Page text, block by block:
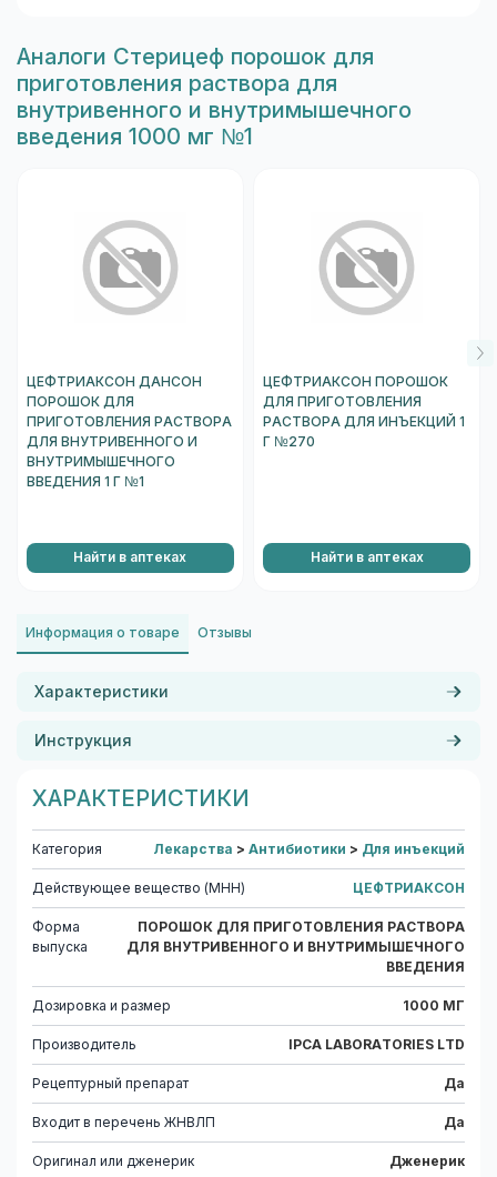
Aналоги Стерицеф порошок для
приготовления раствора для
внутривенного и внутримышечного
введения 1000 мг №1
ЦЕФТРИАКСОН ДАНСОН
ПОРОШОК ДЛЯ
ПРИГОТОВЛЕНИЯ РАСТВОРА
ДЛЯ ВНУТРИВЕННОГО И
ВНУТРИМЫШЕЧНОГО
ВВЕДЕНИЯ 1 Г №1
Найти в аптеках
ЦЕФТРИАКСОН ПОРОШОК
ДЛЯ ПРИГОТОВЛЕНИЯ
РАСТВОРА ДЛЯ ИНЪЕКЦИЙ 1
Г №270
Найти в аптеках
Информация о товаре Отзывы
Характеристики
Инструкция
ХАРАКТЕРИСТИКИ
Категория Лекарства > Антибиотики > Для инъекций
Действующее вещество (МНН) ЦЕФТРИАКСОН
Форма
выпуска
ПОРОШОК ДЛЯ ПРИГОТОВЛЕНИЯ РАСТВОРА
ДЛЯ ВНУТРИВЕННОГО И ВНУТРИМЫШЕЧНОГО
ВВЕДЕНИЯ
Дозировка и размер 1000 МГ
Производитель IPCA LABORATORIES LTD
Рецептурный препарат Да
Входит в перечень ЖНВЛП Да
Оригинал или дженерик Дженерик